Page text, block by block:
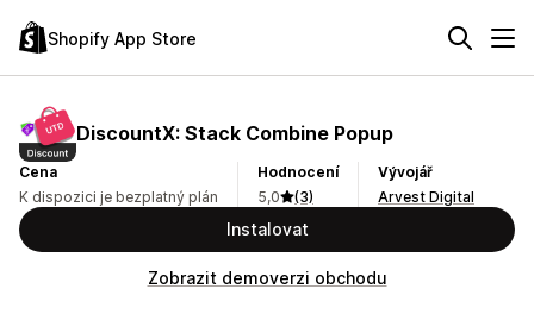
Shopify App Store
DiscountX: Stack Combine Popup
Cena
K dispozici je bezplatný plán
Hodnocení
5,0
(3)
Vývojář
Arvest Digital
Instalovat
Zobrazit demoverzi obchodu